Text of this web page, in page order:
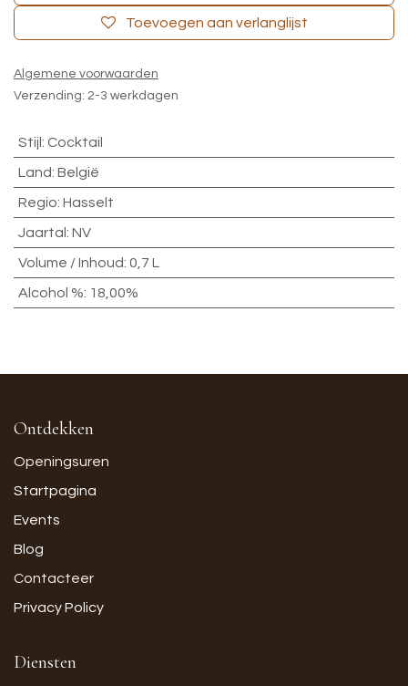
Toevoegen aan verlanglijst
Algemene voorwaarden
Verzending: 2-3 werkdagen
Stijl : Cocktail
Land: België
Regio: Hasselt
Jaartal : NV
Volume / Inhoud: 0,7 L
Alcohol %: 18,00%
Ontdekken
Openingsuren
Startpagina
Events
Blog
Contacteer
Privacy Policy
Diensten